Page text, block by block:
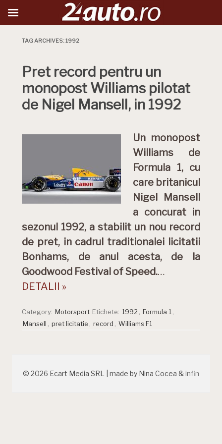
TAG ARCHIVES:1992
Pret record pentru un
monopost Williams pilotat
de Nigel Mansell, in 1992
Un monopost
Williams de
Formula 1, cu
care britanicul
Nigel Mansell
a concurat in
sezonul 1992, a stabilit un nou record
de pret, in cadrul traditionalei licitatii
Bonhams, de anul acesta, de la
Goodwood Festival of Speed.…
DETALII »
Category: Motorsport Etichete: 1992 Formula 1
Mansell
pret licitatie record Williams F1
© 2026 Ecart Media SRL | made by Nina Cocea &infin